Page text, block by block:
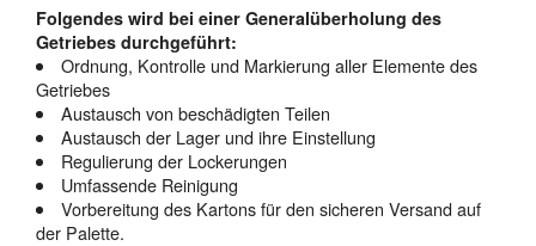
Folgendes wird bei einer Generalüberholung des
Getriebes durchgeführt:
Ordnung, Kontrolle und Markierung aller Elemente des
Getriebes
Austausch von beschädigten Teilen
Austausch der Lager und ihre Einstellung
Regulierung der Lockerungen
Umfassende Reinigung
Vorbereitung des Kartons für den sicheren Versand auf
der Palette.